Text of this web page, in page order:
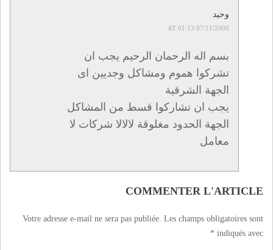
وحيد
07/11/2008 AT 01:13
بسم اله الرحمان الرحيم يجب ان
تشركوا هموم ومشاكل وجديين اى
الجهة الشرقية
يجب ان تشاركوا قسط من المشاكل
الجهة الحدود مغلوقة لالالا شركات لا
معامل
COMMENTER L'ARTICLE
Votre adresse e-mail ne sera pas publiée. Les champs obligatoires sont
indiqués avec
*